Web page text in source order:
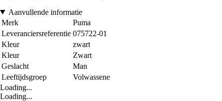
Aanvullende informatie
Merk
Puma
Leveranciersreferentie 075722-01
Kleur
zwart
Kleur
Zwart
Geslacht
Man
Leeftijdsgroep
Volwassene
Loading...
Loading...